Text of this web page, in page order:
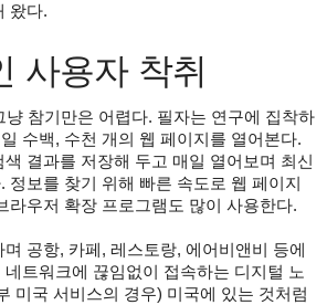
왔다.
사용자 착취
냥 참기만은 어렵다. 필자는 연구에 집착하
수백, 수천 개의 웹 페이지를 열어본다.
결과를 저장해 두고 매일 열어보며 최신
정보를 찾기 위해 빠른 속도로 웹 페이지
라우저 확장 프로그램도 많이 사용한다.
공항, 카페, 레스토랑, 에어비앤비 등에
트워크에 끊임없이 접속하는 디지털 노
미국 서비스의 경우) 미국에 있는 것처럼